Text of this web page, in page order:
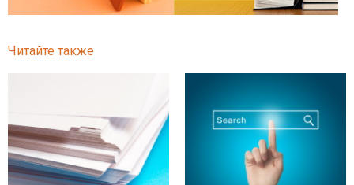
Читайте также